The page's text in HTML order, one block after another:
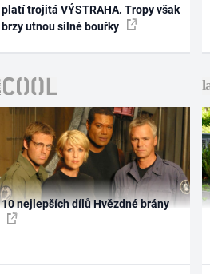
platí trojitá VÝSTRAHA. Tropy však
brzy utnou silné bouřky
10 nejlepších dílů Hvězdné brány